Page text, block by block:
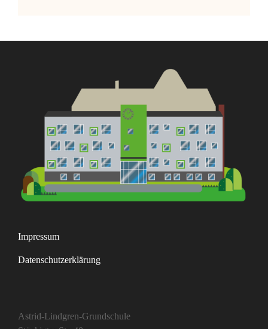
Impressum
Datenschutzerklärung
Astrid-Lindgren-Grundschule